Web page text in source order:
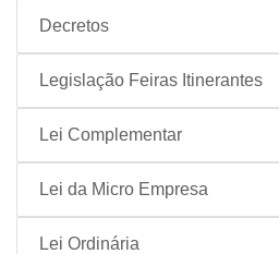
Decretos
Legislação Feiras Itinerantes
Lei Complementar
Lei da Micro Empresa
Lei Ordinária